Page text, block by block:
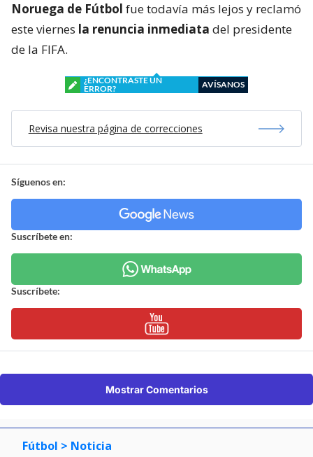
Noruega de Fútbol fue todavía más lejos y reclamó
este viernes la renuncia inmediata del presidente
de la FIFA.
¿ENCONTRASTE UN
ERROR?
AVÍSANOS
Revisa nuestra página de correcciones
Síguenos en:
Suscríbete en:
Suscríbete:
Mostrar Comentarios
Fútbol > Noticia